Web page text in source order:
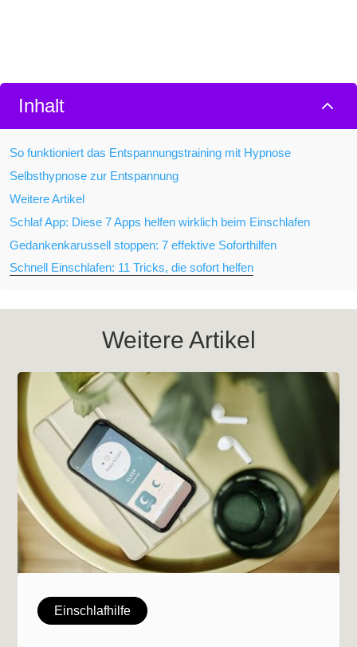
Inhalt 2
So funktioniert das Entspannungstraining mit Hypnose
Selbsthypnose zur Entspannung
Weitere Artikel
Schlaf App: Diese 7 Apps helfen wirklich beim Einschlafen
Gedankenkarussell stoppen: 7 effektive Soforthilfen
Schnell Einschlafen: 11 Tricks, die sofort helfen
Weitere Artikel
Einschlafhilfe